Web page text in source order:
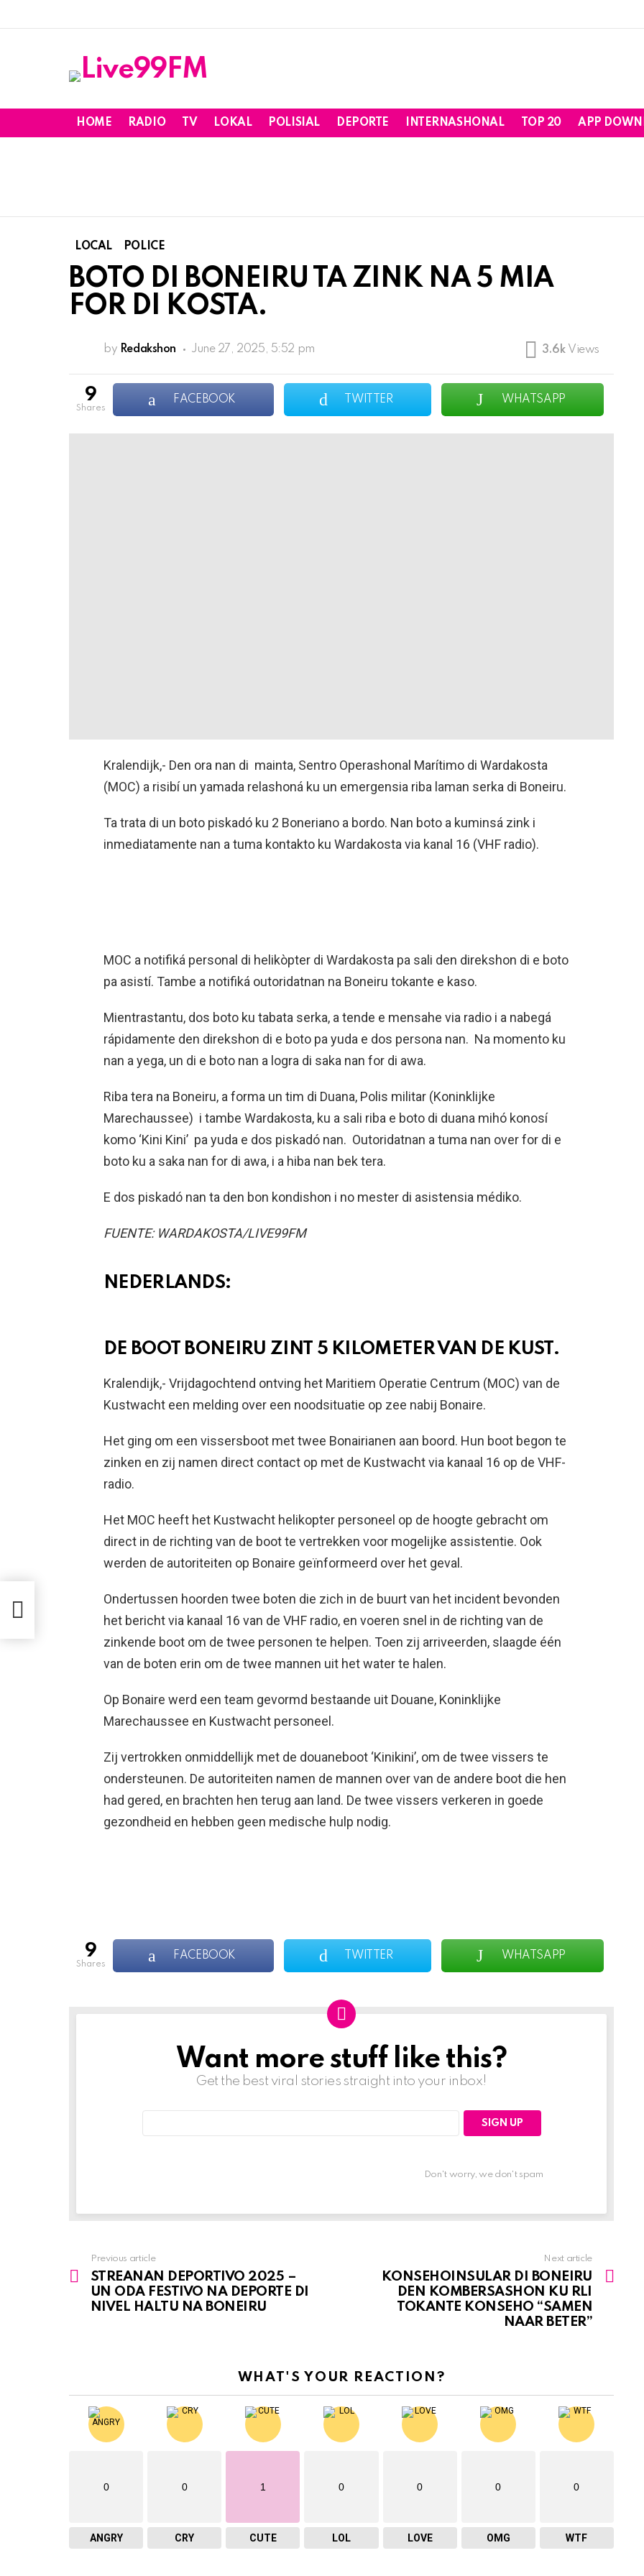
HOME RADIO TV LOKAL POLISIAL DEPORTE INTERNASHONAL TOP 20 APP
LOCAL POLICE
BOTO DI BONEIRU TA ZINK NA 5 MIA
FOR DI KOSTA.
by Redakshon June 27, 2025, 5:52 pm 3.6k Views
9
shares
FACEBOOK TWITTER WHATSAPP
Kralendijk,- Den ora nan di mainta, Sentro Operashonal Marítimo di Wardakosta
(MOC) a risibí un yamada relashoná ku un emergensia riba laman serka di Boneiru.
Ta trata di un boto piskadó ku 2 Boneriano a bordo. Nan boto a kuminsá zink i
inmediatamente nan a tuma kontakto ku Wardakosta via kanal 16 (VHF radio).
MOC a notifiká personal di helikòpter di Wardakosta pa sali den direkshon di e boto
pa asistí. Tambe a notifiká outoridatnan na Boneiru tokante e kaso.
Mientrastantu, dos boto ku tabata serka, a tende e mensahe via radio i a nabegá
rápidamente den direkshon di e boto pa yuda e dos persona nan. Na momento ku
nan a yega, un di e boto nan a logra di saka nan for di awa.
Riba tera na Boneiru, a forma un tim di Duana, Polis militar (Koninklijke
Marechaussee) i tambe Wardakosta, ku a sali riba e boto di duana mihó konosí
komo ‘Kini Kini’ pa yuda e dos piskadó nan. Outoridatnan a tuma nan over for di e
boto ku a saka nan for di awa, i a hiba nan bek tera.
E dos piskadó nan ta den bon kondishon i no mester di asistensia médiko.
FUENTE: WARDAKOSTA/LIVE99FM
NEDERLANDS:
DE BOOT BONEIRU ZINT 5 KILOMETER VAN DE KUST.
Kralendijk,- Vrijdagochtend ontving het Maritiem Operatie Centrum (MOC) van de
Kustwacht een melding over een noodsituatie op zee nabij Bonaire.
Het ging om een vissersboot met twee Bonairianen aan boord. Hun boot begon te
zinken en zij namen direct contact op met de Kustwacht via kanaal 16 op de VHF-
radio.
Het MOC heeft het Kustwacht helikopter personeel op de hoogte gebracht om
direct in de richting van de boot te vertrekken voor mogelijke assistentie. Ook
werden de autoriteiten op Bonaire geïnformeerd over het geval.
Ondertussen hoorden twee boten die zich in de buurt van het incident bevonden
het bericht via kanaal 16 van de VHF radio, en voeren snel in de richting van de
zinkende boot om de twee personen te helpen. Toen zij arriveerden, slaagde één
van de boten erin om de twee mannen uit het water te halen.
Op Bonaire werd een team gevormd bestaande uit Douane, Koninklijke
Marechaussee en Kustwacht personeel.
Zij vertrokken onmiddellijk met de douaneboot ‘Kinikini’, om de twee vissers te
ondersteunen. De autoriteiten namen de mannen over van de andere boot die hen
had gered, en brachten hen terug aan land. De twee vissers verkeren in goede
gezondheid en hebben geen medische hulp nodig.
9
shares
FACEBOOK TWITTER WHATSAPP
NEWSLETTERWant more stuff like this?
Get the best viral stories straight into your inbox!
Don't worry, we don't spam
See
more
Previous article
STREANAN DEPORTIVO 2025 –
UN ODA FESTIVO NA DEPORTE DI
NIVEL HALTU NA BONEIRU
Next article
KONSEHOINSULAR DI BONEIRU
DEN KOMBERSASHON KU RLI
TOKANTE KONSEHO “SAMEN
NAAR BETER”
WHAT'S YOUR REACTION?
0
ANGRY
0
CRY
1
CUTE
0
LOL
0
LOVE
0
OMG
0
WTF